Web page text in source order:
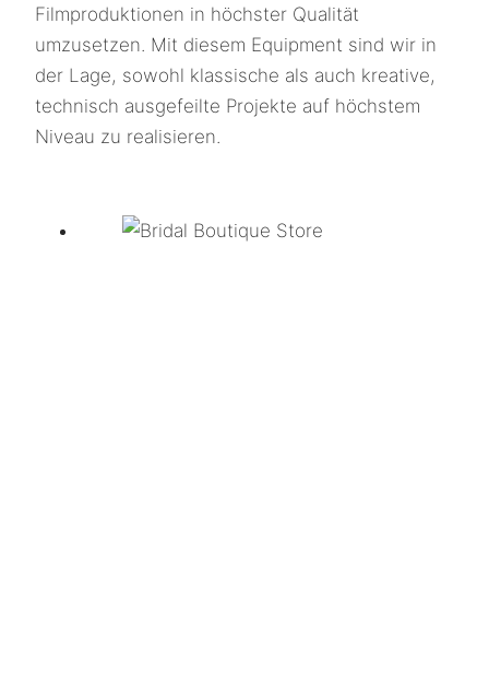
Filmproduktionen in höchster Qualität
umzusetzen. Mit diesem Equipment sind wir in
der Lage, sowohl klassische als auch kreative,
technisch ausgefeilte Projekte auf höchstem
Niveau zu realisieren.